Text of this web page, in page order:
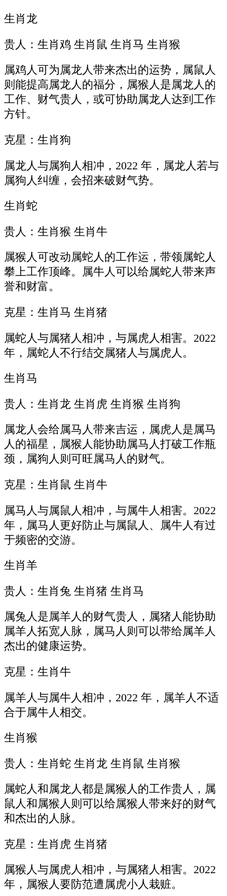
生肖龙
贵人：生肖鸡 生肖鼠 生肖马 生肖猴
属鸡人可为属龙人带来杰出的运势，属鼠人
则能提高属龙人的福分，属猴人是属龙人的
工作、财气贵人，或可协助属龙人达到工作
方针。
克星：生肖狗
属龙人与属狗人相冲，2022 年，属龙人若与
属狗人纠缠，会招来破财气势。
生肖蛇
贵人：生肖猴 生肖牛
属猴人可改动属蛇人的工作运，带领属蛇人
攀上工作顶峰。属牛人可以给属蛇人带来声
誉和财富。
克星：生肖马 生肖猪
属蛇人与属猪人相冲，与属虎人相害。2022
年，属蛇人不行结交属猪人与属虎人。
生肖马
贵人：生肖龙 生肖虎 生肖猴 生肖狗
属龙人会给属马人带来吉运，属虎人是属马
人的福星，属猴人能协助属马人打破工作瓶
颈，属狗人则可旺属马人的财气。
克星：生肖鼠 生肖牛
属马人与属鼠人相冲，与属牛人相害。2022
年，属马人更好防止与属鼠人、属牛人有过
于频密的交游。
生肖羊
贵人：生肖兔 生肖猪 生肖马
属兔人是属羊人的财气贵人，属猪人能协助
属羊人拓宽人脉，属马人则可以带给属羊人
杰出的健康运势。
克星：生肖牛
属羊人与属牛人相冲，2022 年，属羊人不适
合于属牛人相交。
生肖猴
贵人：生肖蛇 生肖龙 生肖鼠 生肖猴
属蛇人和属龙人都是属猴人的工作贵人，属
鼠人和属猴人则可以给属猴人带来好的财气
和杰出的人脉。
克星：生肖虎 生肖猪
属猴人与属虎人相冲，与属猪人相害。2022
年，属猴人要防范遭属虎小人栽赃。